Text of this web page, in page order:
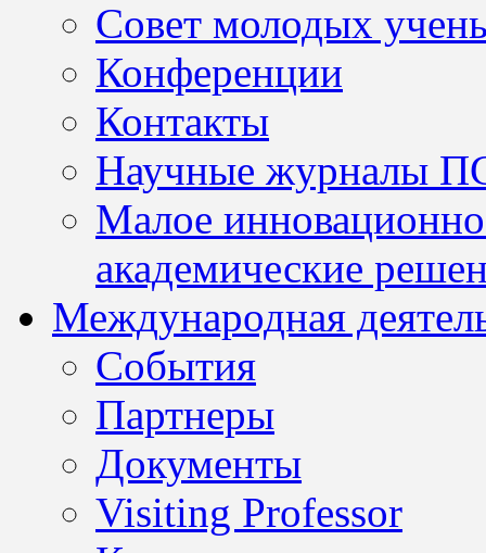
Совет молодых
Конференции
Контакты
Научные журналы
Малое
академические
Международная
События
Партнеры
Документы
Visiting Professor